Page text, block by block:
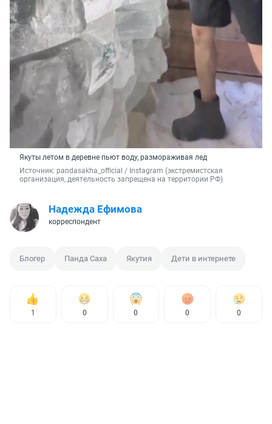
Якуты летом в деревне пьют воду, размораживая лед
Источник: pandasakha_official / Instagram (экстремистская
организация, деятельность запрещена на территории РФ)
Надежда Ефимова
корреспондент
Блогер Панда Саха Якутия Дети в интернете
1 0 0 0 0